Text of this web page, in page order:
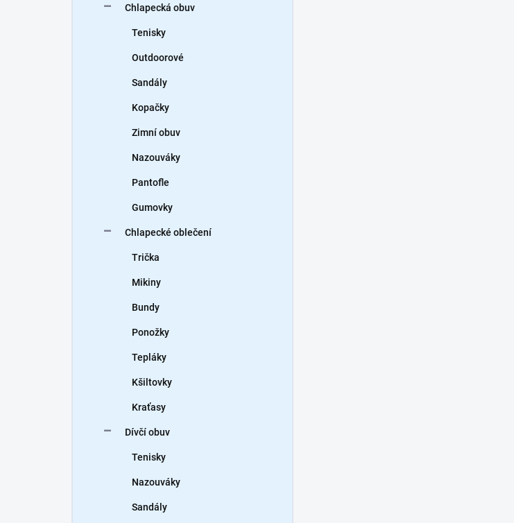
Chlapecká obuv
Tenisky
Outdoorové
Sandály
Kopačky
Zimní obuv
Nazouváky
Pantofle
Gumovky
Chlapecké oblečení
Trička
Mikiny
Bundy
Ponožky
Tepláky
Kšiltovky
Kraťasy
Dívčí obuv
Tenisky
Nazouváky
Sandály